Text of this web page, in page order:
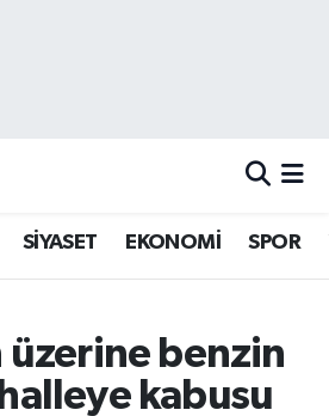
SİYASET EKONOMİ SPOR
üzerine benzin
kabusu
Haritası